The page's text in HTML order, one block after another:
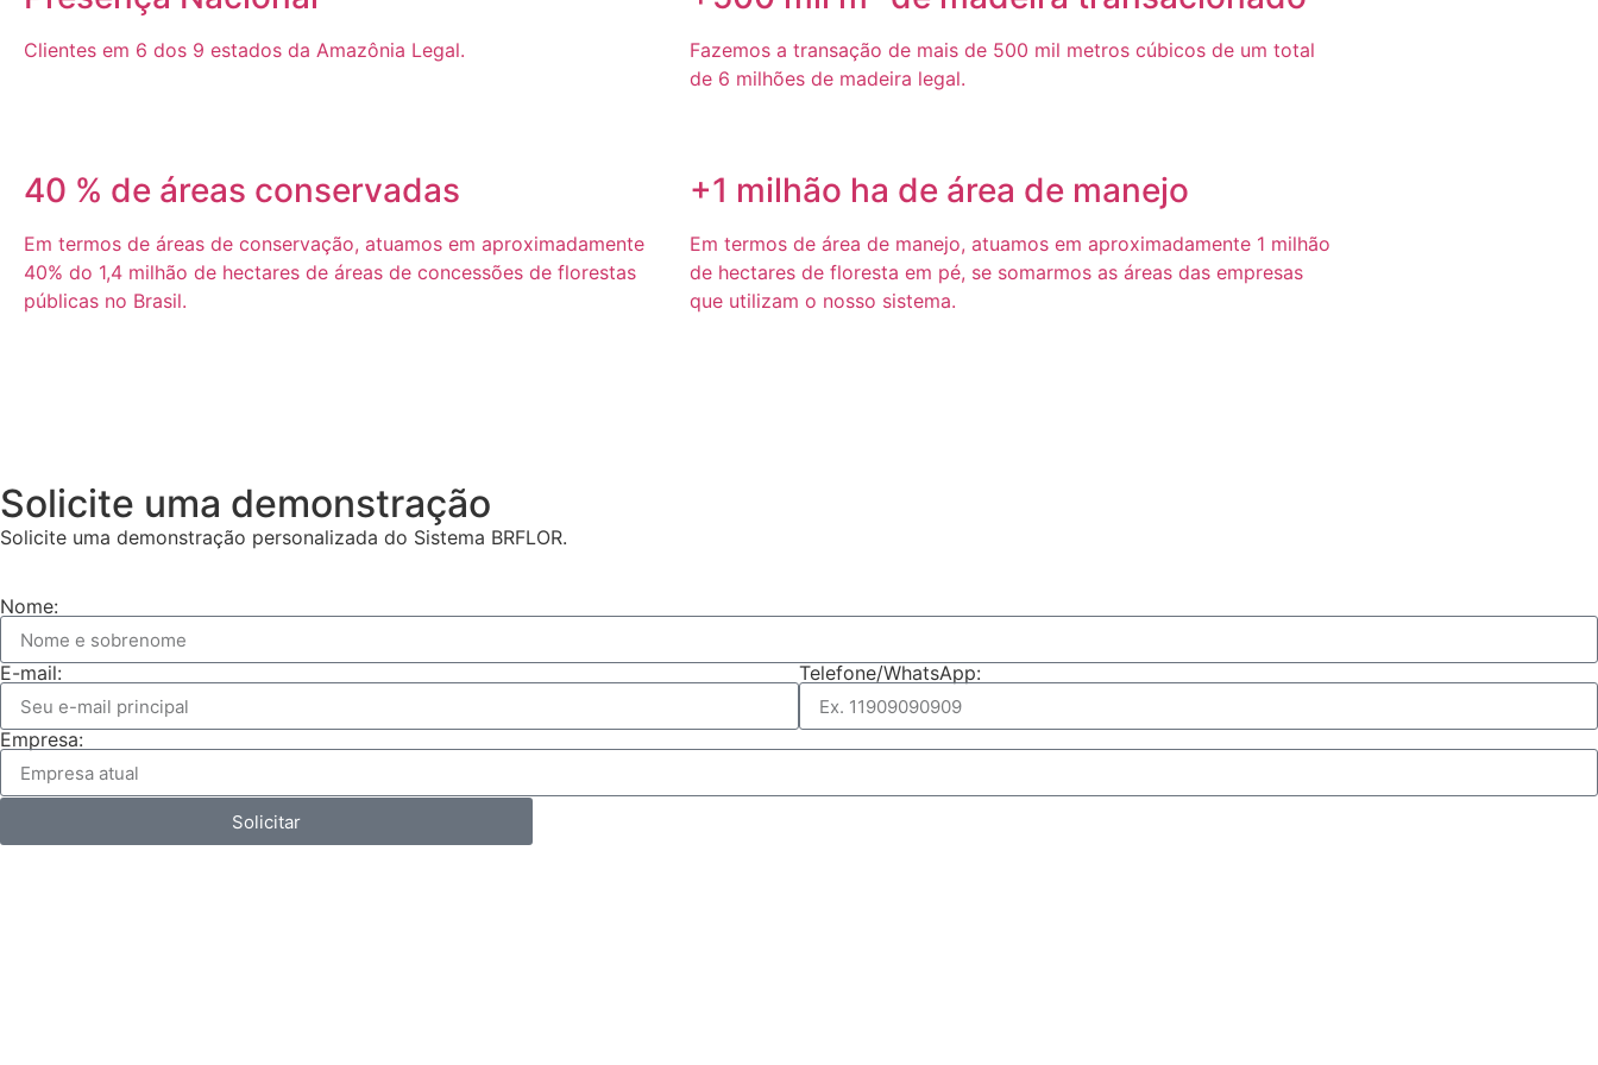
Clientes em 6 dos 9 estados da Amazônia Legal.
Fazemos a transação de mais de 500 mil metros cúbicos de um total
de 6 milhões de madeira legal.
40 % de áreas conservadas
Em termos de áreas de conservação, atuamos em aproximadamente
40% do 1,4 milhão de hectares de áreas de concessões de florestas
públicas no Brasil.
+1 milhão ha de área de manejo
Em termos de área de manejo, atuamos em aproximadamente 1 milhão
de hectares de floresta em pé, se somarmos as áreas das empresas
que utilizam o nosso sistema.
Solicite uma demonstração
Solicite uma demonstração personalizada do Sistema BRFLOR.
Nome:
E-mail: Telefone/WhatsApp:
Empresa:
Solicitar